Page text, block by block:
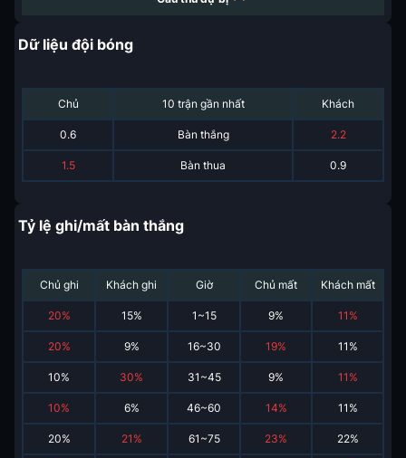
Dữ liệu đội bóng
Chủ 10 trận gần nhất Khách
0.6 Bàn thắng 2.2
1.5 Bàn thua 0.9
Tỷ lệ ghi/mất bàn thắng
Chủ ghi Khách ghi Giờ Chủ mất Khách mất
20% 15% 1~15 9% 11 %
20% 9% 16~30 19% 11 %
10% 30% 31~45 9% 11 %
10% 6% 46~60 14% 11 %
20% 21 % 61~75 23% 22%